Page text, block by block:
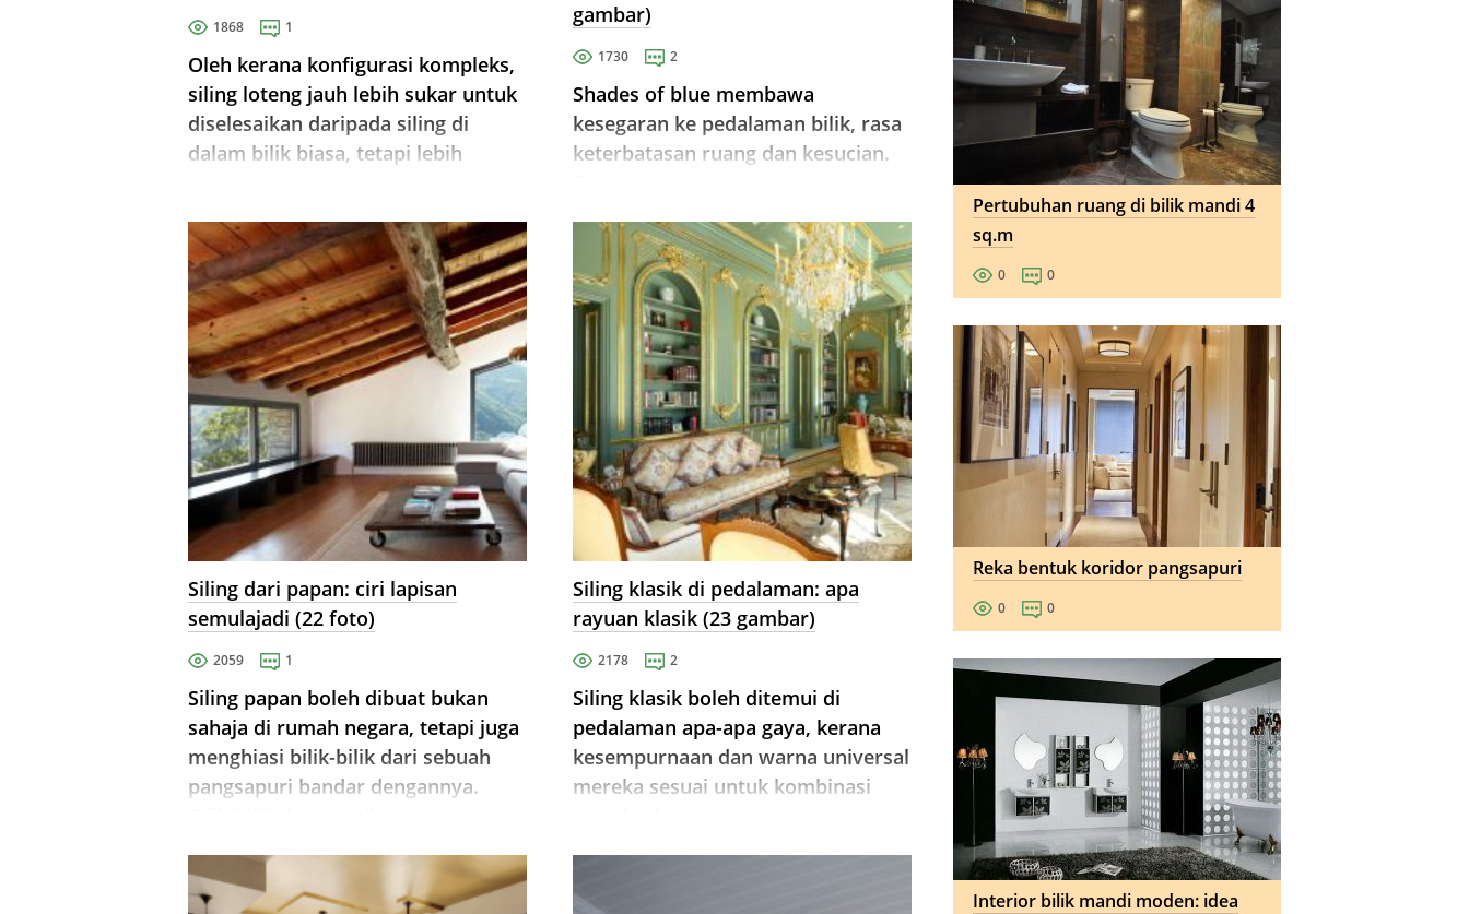
1868 1
Oleh kerana konfigurasi kompleks,
siling loteng jauh lebih sukar untuk
diselesaikan daripada siling di
dalam bilik biasa, tetapi lebih
melalui reka bentuk dan melindungi
loteng, ia akan menjadi satu ...
gambar)
1730 2
Shades of blue membawa
kesegaran ke pedalaman bilik, rasa
keterbatasan ruang dan kesucian.
dan bilik mandi.
Siling dari papan: ciri lapisan
semulajadi (22 foto)
2059 1
Siling papan boleh dibuat bukan
sahaja di rumah negara, tetapi juga
menghiasi bilik-bilik dari sebuah
pangsapuri bandar dengannya.
Siling klasik di pedalaman: apa
rayuan klasik (23 gambar)
2178 2
Siling klasik boleh ditemui di
pedalaman apa-apa gaya, kerana
kesempurnaan dan warna universal
mereka sesuai untuk kombinasi
Pertubuhan ruang di bilik mandi 4
sq.m
0 0
Reka bentuk koridor pangsapuri
0 0
Interior bilik mandi moden: idea